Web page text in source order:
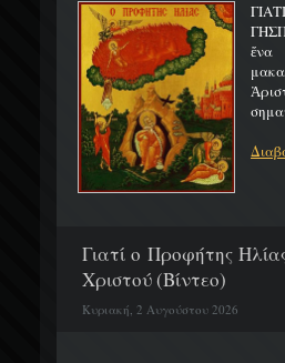
ἕνα
Γιατί ο Προφήτης
Χριστού (Βίντεο)
Κυριακή, 2 Αυγούστου 2026